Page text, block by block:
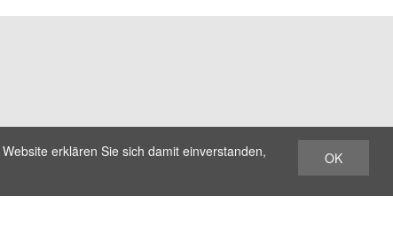
OK
erklären Sie sich damit einverstanden,